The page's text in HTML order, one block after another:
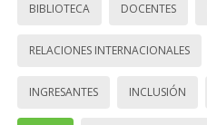
BIBLIOTECA DOCENTES
RELACIONES INTERNACIONALES
INGRESANTES INCLUSIÓN